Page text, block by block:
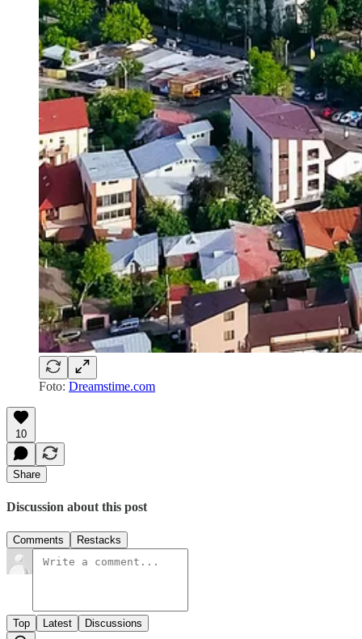
Foto: Dreamstime.com
10
Share
Discussion about this post
Comments Restacks
Top Latest Discussions